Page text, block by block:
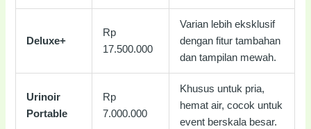
Deluxe+
Rp
17.500.000
Varian lebih eksklusif
dengan fitur tambahan
dan tampilan mewah.
Urinoir
Portable
Rp
7.000.000
Khusus untuk pria,
hemat air, cocok untuk
event berskala besar.